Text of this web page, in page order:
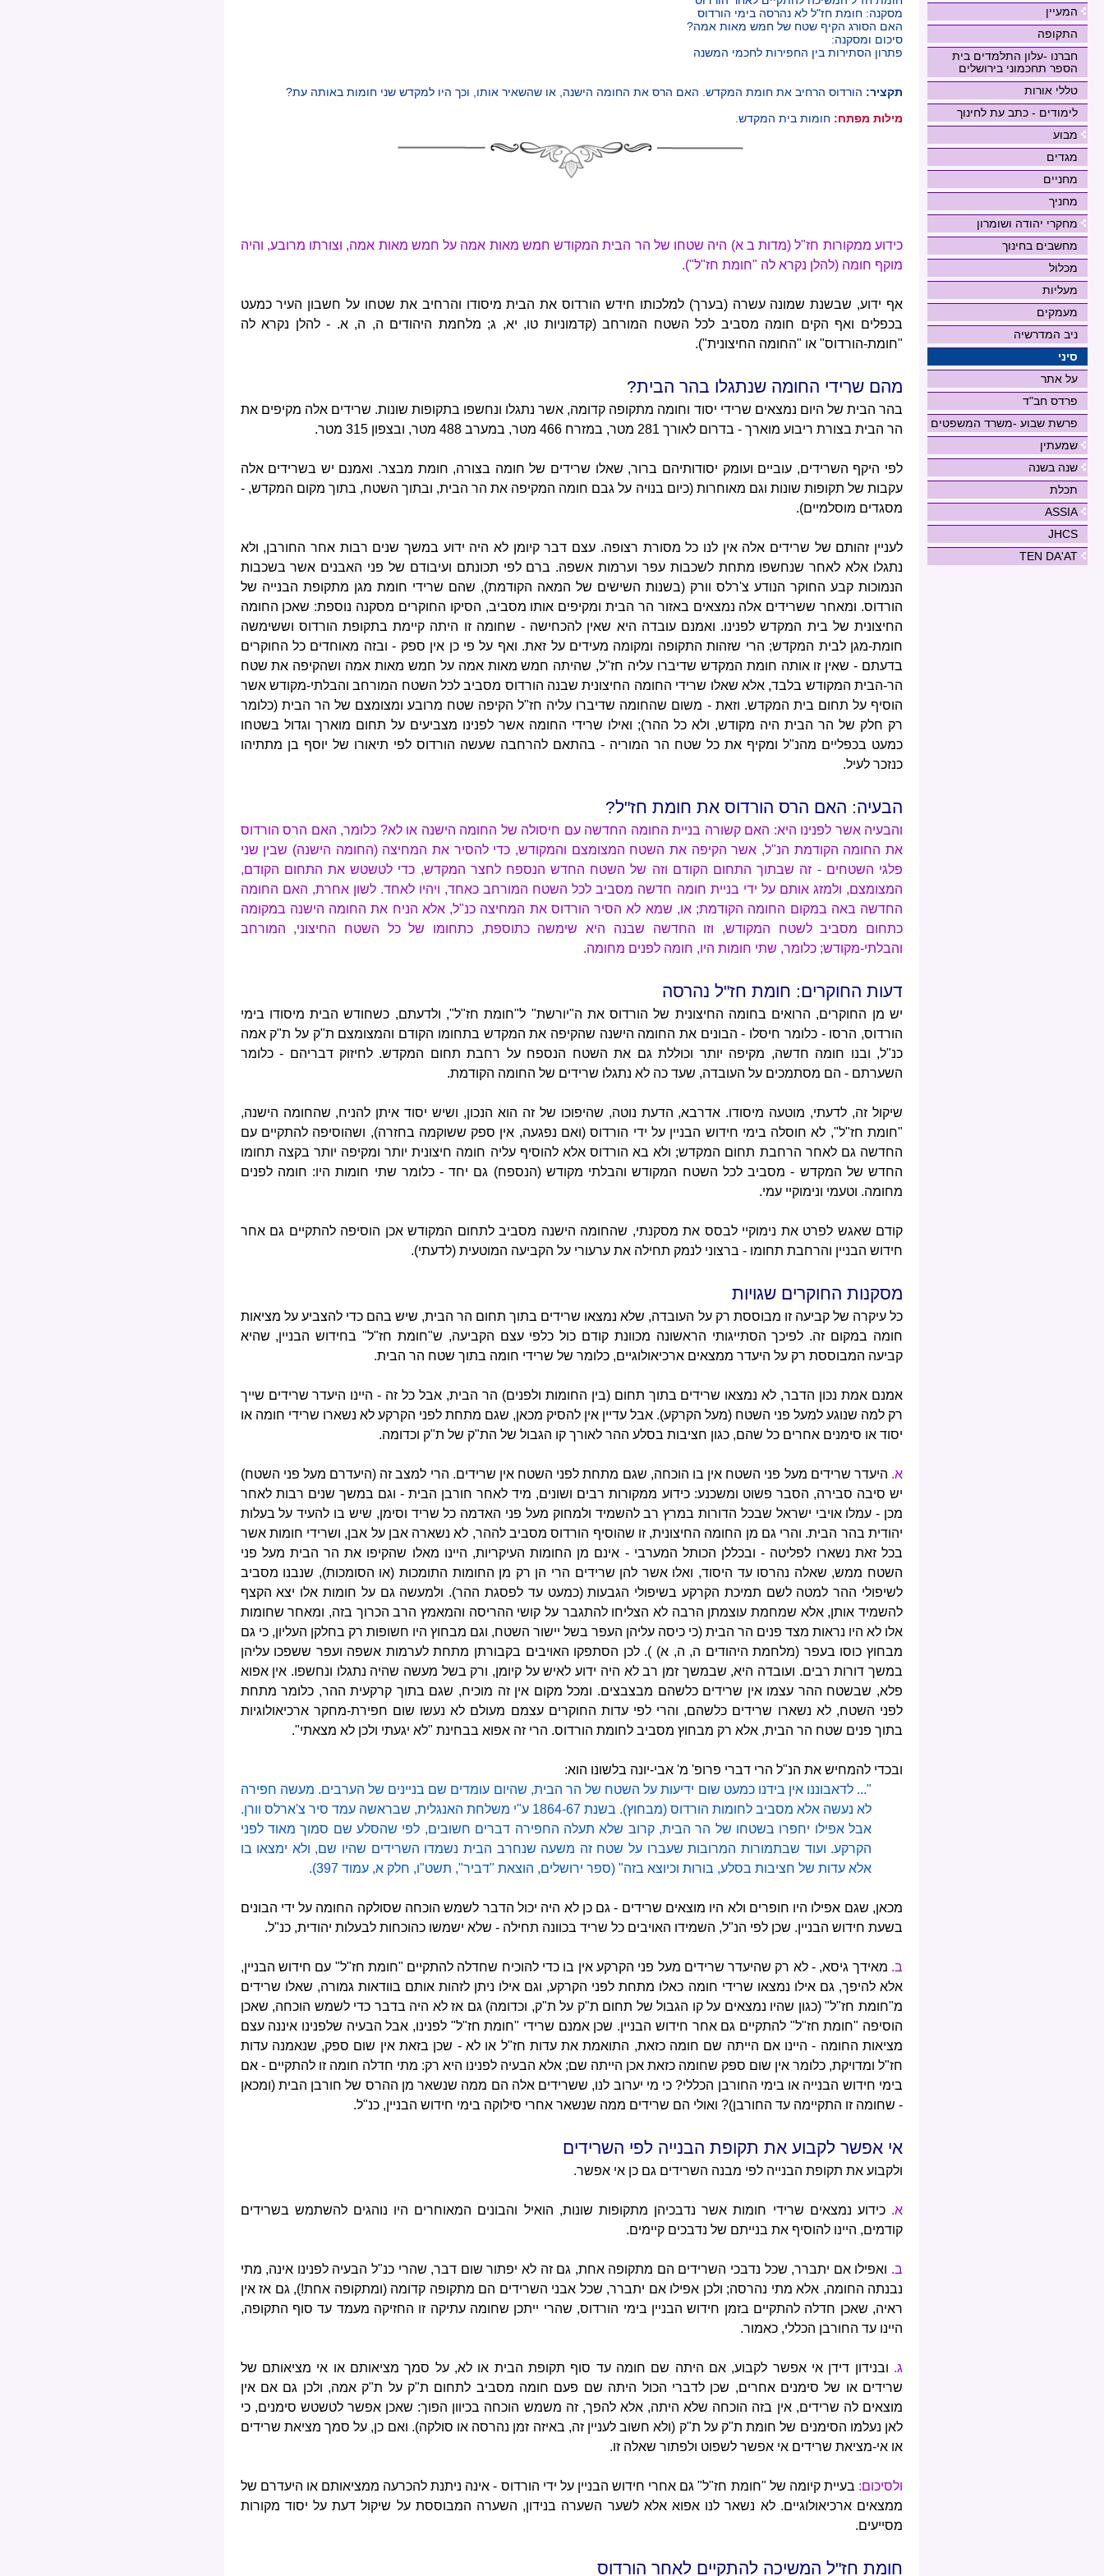
המעיין
התקופה
חברנו -עלון התלמדים בית
הספר תחכמוני בירושלים
טללי אורות
לימודים - כתב עת לחינוך
מבוע
מגדים
מחניים
מחניך
מחקרי יהודה ושומרון
מחשבים בחינוך
מכלול
מעליות
מעמקים
ניב המדרשיה
סיני
על אתר
פרדס חב"ד
פרשת שבוע -משרד המשפטים
שמעתין
שנה בשנה
תכלת
ASSIA
JHCS
TEN DA'AT
מסקנה: חומת חז"ל לא נהרסה בימי הורדוס
האם הסורג הקיף שטח של חמש מאות אמה?
סיכום ומסקנה:
פתרון הסתירות בין החפירות לחכמי המשנה
תקציר: הורדוס הרחיב את חומת המקדש. האם הרס את החומה הישנה, או שהשאיר אותו, וכך היו למקדש שני חומות באותה עת?
מילות מפתח: חומות בית המקדש.
כידוע ממקורות חז"ל (מדות ב א) היה שטחו של הר הבית המקודש חמש מאות אמה על חמש מאות אמה, וצורתו מרובע, והיה
מוקף חומה (להלן נקרא לה "חומת חז"ל").
אף ידוע, שבשנת שמונה עשרה (בערך) למלכותו חידש הורדוס את הבית מיסודו והרחיב את שטחו על חשבון העיר כמעט
בכפלים ואף הקים חומה מסביב לכל השטח המורחב (קדמוניות טו, יא, ג; מלחמת היהודים ה, ה, א. - להלן נקרא לה
"חומת-הורדוס" או "החומה החיצונית").
מהם שרידי החומה שנתגלו בהר הבית?
בהר הבית של היום נמצאים שרידי יסוד וחומה מתקופה קדומה, אשר נתגלו ונחשפו בתקופות שונות. שרידים אלה מקיפים את
הר הבית בצורת ריבוע מוארך - בדרום לאורך 281 מטר, במזרח 466 מטר, במערב 488 מטר, ובצפון 315 מטר.
לפי היקף השרידים, עוביים ועומק יסודותיהם ברור, שאלו שרידים של חומה בצורה, חומת מבצר. ואמנם יש בשרידים אלה
עקבות של תקופות שונות וגם מאוחרות (כיום בנויה על גבם חומה המקיפה את הר הבית, ובתוך השטח, בתוך מקום המקדש, -
מסגדים מוסלמיים).
לעניין זהותם של שרידים אלה אין לנו כל מסורת רצופה. עצם דבר קיומן לא היה ידוע במשך שנים רבות אחר החורבן, ולא
נתגלו אלא לאחר שנחשפו מתחת לשכבות עפר וערמות אשפה. ברם לפי תכונתם ועיבודם של פני האבנים אשר בשכבות
הנמוכות קבע החוקר הנודע צ'רלס וורק (בשנות השישים של המאה הקודמת), שהם שרידי חומת מגן מתקופת הבנייה של
הורדוס. ומאחר ששרידים אלה נמצאים באזור הר הבית ומקיפים אותו מסביב, הסיקו החוקרים מסקנה נוספת: שאכן החומה
החיצונית של בית המקדש לפנינו. ואמנם עובדה היא שאין להכחישה - שחומה זו היתה קיימת בתקופת הורדוס וששימשה
חומת-מגן לבית המקדש; הרי שזהות התקופה ומקומה מעידים על זאת. ואף על פי כן אין ספק - ובזה מאוחדים כל החוקרים
בדעתם - שאין זו אותה חומת המקדש שדיברו עליה חז"ל, שהיתה חמש מאות אמה על חמש מאות אמה ושהקיפה את שטח
הר-הבית המקודש בלבד, אלא שאלו שרידי החומה החיצונית שבנה הורדוס מסביב לכל השטח המורחב והבלתי-מקודש אשר
הוסיף על תחום בית המקדש. וזאת - משום שהחומה שדיברו עליה חז"ל הקיפה שטח מרובע ומצומצם של הר הבית (כלומר
רק חלק של הר הבית היה מקודש, ולא כל ההר); ואילו שרידי החומה אשר לפנינו מצביעים על תחום מוארך וגדול בשטחו
כמעט בכפליים מהנ"ל ומקיף את כל שטח הר המוריה - בהתאם להרחבה שעשה הורדוס לפי תיאורו של יוסף בן מתתיהו
כנזכר לעיל.
הבעיה: האם הרס הורדוס את חומת חז"ל?
והבעיה אשר לפנינו היא: האם קשורה בניית החומה החדשה עם חיסולה של החומה הישנה או לא? כלומר, האם הרס הורדוס
את החומה הקודמת הנ"ל, אשר הקיפה את השטח המצומצם והמקודש, כדי להסיר את המחיצה (החומה הישנה) שבין שני
פלגי השטחים - זה שבתוך התחום הקודם וזה של השטח החדש הנספח לחצר המקדש, כדי לטשטש את התחום הקודם,
המצומצם, ולמזג אותם על ידי בניית חומה חדשה מסביב לכל השטח המורחב כאחד, ויהיו לאחד. לשון אחרת, האם החומה
החדשה באה במקום החומה הקודמת; או, שמא לא הסיר הורדוס את המחיצה כנ"ל, אלא הניח את החומה הישנה במקומה
כתחום מסביב לשטח המקודש, וזו החדשה שבנה היא שימשה כתוספת, כתחומו של כל השטח החיצוני, המורחב
והבלתי-מקודש; כלומר, שתי חומות היו, חומה לפנים מחומה.
דעות החוקרים: חומת חז"ל נהרסה
יש מן החוקרים, הרואים בחומה החיצונית של הורדוס את ה"יורשת" ל"חומת חז"ל", ולדעתם, כשחודש הבית מיסודו בימי
הורדוס, הרסו - כלומר חיסלו - הבונים את החומה הישנה שהקיפה את המקדש בתחומו הקודם והמצומצם ת"ק על ת"ק אמה
כנ"ל, ובנו חומה חדשה, מקיפה יותר וכוללת גם את השטח הנספח על רחבת תחום המקדש. לחיזוק דבריהם - כלומר
השערתם - הם מסתמכים על העובדה, שעד כה לא נתגלו שרידים של החומה הקודמת.
שיקול זה, לדעתי, מוטעה מיסודו. אדרבא, הדעת נוטה, שהיפוכו של זה הוא הנכון, ושיש יסוד איתן להניח, שהחומה הישנה,
"חומת חז"ל", לא חוסלה בימי חידוש הבניין על ידי הורדוס (ואם נפגעה, אין ספק ששוקמה בחזרה), ושהוסיפה להתקיים עם
החדשה גם לאחר הרחבת תחום המקדש; ולא בא הורדוס אלא להוסיף עליה חומה חיצונית יותר ומקיפה יותר בקצה תחומו
החדש של המקדש - מסביב לכל השטח המקודש והבלתי מקודש (הנספח) גם יחד - כלומר שתי חומות היו: חומה לפנים
מחומה. וטעמי ונימוקיי עמי.
קודם שאגש לפרט את נימוקיי לבסס את מסקנתי, שהחומה הישנה מסביב לתחום המקודש אכן הוסיפה להתקיים גם אחר
חידוש הבניין והרחבת תחומו - ברצוני לנמק תחילה את ערעורי על הקביעה המוטעית (לדעתי).
מסקנות החוקרים שגויות
כל עיקרה של קביעה זו מבוססת רק על העובדה, שלא נמצאו שרידים בתוך תחום הר הבית, שיש בהם כדי להצביע על מציאות
חומה במקום זה. לפיכך הסתייגותי הראשונה מכוונת קודם כול כלפי עצם הקביעה, ש"חומת חז"ל" בחידוש הבניין, שהיא
קביעה המבוססת רק על היעדר ממצאים ארכיאולוגיים, כלומר של שרידי חומה בתוך שטח הר הבית.
אמנם אמת נכון הדבר, לא נמצאו שרידים בתוך תחום (בין החומות ולפנים) הר הבית, אבל כל זה - היינו היעדר שרידים שייך
רק למה שנוגע למעל פני השטח (מעל הקרקע). אבל עדיין אין להסיק מכאן, שגם מתחת לפני הקרקע לא נשארו שרידי חומה או
יסוד או סימנים אחרים כל שהם, כגון חציבות בסלע ההר לאורך קו הגבול של הת"ק של ת"ק וכדומה.
א. היעדר שרידים מעל פני השטח אין בו הוכחה, שגם מתחת לפני השטח אין שרידים. הרי למצב זה (היעדרם מעל פני השטח)
יש סיבה סבירה, הסבר פשוט ומשכנע: כידוע ממקורות רבים ושונים, מיד לאחר חורבן הבית - וגם במשך שנים רבות לאחר
מכן - עמלו אויבי ישראל שבכל הדורות במרץ רב להשמיד ולמחוק מעל פני האדמה כל שריד וסימן, שיש בו להעיד על בעלות
יהודית בהר הבית. והרי גם מן החומה החיצונית, זו שהוסיף הורדוס מסביב לההר, לא נשארה אבן על אבן, ושרידי חומות אשר
בכל זאת נשארו לפליטה - ובכללן הכותל המערבי - אינם מן החומות העיקריות, היינו מאלו שהקיפו את הר הבית מעל פני
השטח ממש, שאלה נהרסו עד היסוד, ואלו אשר להן שרידים הרי הן רק מן החומות התומכות (או הסומכות), שנבנו מסביב
לשיפולי ההר למטה לשם תמיכת הקרקע בשיפולי הגבעות (כמעט עד לפסגת ההר). ולמעשה גם על חומות אלו יצא הקצף
להשמיד אותן, אלא שמחמת עוצמתן הרבה לא הצליחו להתגבר על קושי ההריסה והמאמץ הרב הכרוך בזה, ומאחר שחומות
אלו לא היו נראות מצד פנים הר הבית (כי כיסה עליהן העפר בשל יישור השטח, וגם מבחוץ היו חשופות רק בחלקן העליון, כי גם
מבחוץ כוסו בעפר (מלחמת היהודים ה, ה, א) ). לכן הסתפקו האויבים בקבורתן מתחת לערמות אשפה ועפר ששפכו עליהן
במשך דורות רבים. ועובדה היא, שבמשך זמן רב לא היה ידוע לאיש על קיומן, ורק בשל מעשה שהיה נתגלו ונחשפו. אין אפוא
פלא, שבשטח ההר עצמו אין שרידים כלשהם מבצבצים. ומכל מקום אין זה מוכיח, שגם בתוך קרקעית ההר, כלומר מתחת
לפני השטח, לא נשארו שרידים כלשהם, והרי לפי עדות החוקרים עצמם מעולם לא נעשו שום חפירת-מחקר ארכיאולוגיות
בתוך פנים שטח הר הבית, אלא רק מבחוץ מסביב לחומת הורדוס. הרי זה אפוא בבחינת "לא יגעתי ולכן לא מצאתי".
ובכדי להמחיש את הנ"ל הרי דברי פרופ' מ' אבי-יונה בלשונו הוא:
"... לדאבוננו אין בידנו כמעט שום ידיעות על השטח של הר הבית, שהיום עומדים שם בניינים של הערבים. מעשה חפירה
לא נעשה אלא מסביב לחומות הורדוס (מבחוץ). בשנת 1864-67 ע"י משלחת האנגלית, שבראשה עמד סיר צ'ארלס וורן.
אבל אפילו יחפרו בשטחו של הר הבית, קרוב שלא תעלה החפירה דברים חשובים, לפי שהסלע שם סמוך מאוד לפני
הקרקע. ועוד שבתמורות המרובות שעברו על שטח זה משעה שנחרב הבית נשמדו השרידים שהיו שם, ולא ימצאו בו
אלא עדות של חציבות בסלע, בורות וכיוצא בזה" (ספר ירושלים, הוצאת "דביר", תשט"ו, חלק א, עמוד 397).
מכאן, שגם אפילו היו חופרים ולא היו מוצאים שרידים - גם כן לא היה יכול הדבר לשמש הוכחה שסולקה החומה על ידי הבונים
בשעת חידוש הבניין. שכן לפי הנ"ל, השמידו האויבים כל שריד בכוונה תחילה - שלא ישמשו כהוכחות לבעלות יהודית, כנ"ל.
ב. מאידך גיסא, - לא רק שהיעדר שרידים מעל פני הקרקע אין בו כדי להוכיח שחדלה להתקיים "חומת חז"ל" עם חידוש הבניין,
אלא להיפך, גם אילו נמצאו שרידי חומה כאלו מתחת לפני הקרקע, וגם אילו ניתן לזהות אותם בוודאות גמורה, שאלו שרידים
מ"חומת חז"ל" (כגון שהיו נמצאים על קו הגבול של תחום ת"ק על ת"ק, וכדומה) גם אז לא היה בדבר כדי לשמש הוכחה, שאכן
הוסיפה "חומת חז"ל" להתקיים גם אחר חידוש הבניין. שכן אמנם שרידי "חומת חז"ל" לפנינו, אבל הבעיה שלפנינו איננה עצם
מציאות החומה - היינו אם הייתה שם חומה כזאת, התואמת את עדות חז"ל או לא - שכן בזאת אין שום ספק, שנאמנה עדות
חז"ל ומדויקת, כלומר אין שום ספק שחומה כזאת אכן הייתה שם; אלא הבעיה לפנינו היא רק: מתי חדלה חומה זו להתקיים - אם
בימי חידוש הבנייה או בימי החורבן הכללי? כי מי יערוב לנו, ששרידים אלה הם ממה שנשאר מן ההרס של חורבן הבית (ומכאן
- שחומה זו התקיימה עד החורבן)? ואולי הם שרידים ממה שנשאר אחרי סילוקה בימי חידוש הבניין, כנ"ל.
אי אפשר לקבוע את תקופת הבנייה לפי השרידים
ולקבוע את תקופת הבנייה לפי מבנה השרידים גם כן אי אפשר.
א. כידוע נמצאים שרידי חומות אשר נדבכיהן מתקופות שונות, הואיל והבונים המאוחרים היו נוהגים להשתמש בשרידים
קודמים, היינו להוסיף את בנייתם של נדבכים קיימים.
ב. ואפילו אם יתברר, שכל נדבכי השרידים הם מתקופה אחת, גם זה לא יפתור שום דבר, שהרי כנ"ל הבעיה לפנינו אינה, מתי
נבנתה החומה, אלא מתי נהרסה; ולכן אפילו אם יתברר, שכל אבני השרידים הם מתקופה קדומה (ומתקופה אחת!), גם אז אין
ראיה, שאכן חדלה להתקיים בזמן חידוש הבניין בימי הורדוס, שהרי ייתכן שחומה עתיקה זו החזיקה מעמד עד סוף התקופה,
היינו עד החורבן הכללי, כאמור.
ג. ובנידון דידן אי אפשר לקבוע, אם היתה שם חומה עד סוף תקופת הבית או לא, על סמך מציאותם או אי מציאותם של
שרידים או של סימנים אחרים, שכן לדברי הכול היתה שם פעם חומה מסביב לתחום ת"ק על ת"ק אמה, ולכן גם אם אין
מוצאים לה שרידים, אין בזה הוכחה שלא היתה, אלא להפך, זה משמש הוכחה בכיוון הפוך: שאכן אפשר לטשטש סימנים, כי
לאן נעלמו הסימנים של חומת ת"ק על ת"ק (ולא חשוב לעניין זה, באיזה זמן נהרסה או סולקה). ואם כן, על סמך מציאת שרידים
או אי-מציאת שרידים אי אפשר לשפוט ולפתור שאלה זו.
ולסיכום: בעיית קיומה של "חומת חז"ל" גם אחרי חידוש הבניין על ידי הורדוס - אינה ניתנת להכרעה ממציאותם או היעדרם של
ממצאים ארכיאולוגיים. לא נשאר לנו אפוא אלא לשער השערה בנידון, השערה המבוססת על שיקול דעת על יסוד מקורות
מסייעים.
חומת חז"ל המשיכה להתקיים לאחר הורדוס